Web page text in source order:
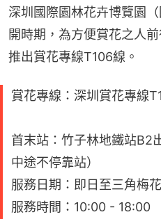
深圳國際園林花卉博覽園
開時期，為方便賞花之人
推出賞花專線T106線。
賞花專線：深圳賞花專線
首末站：竹子林地鐵站B2
中途不停靠站）
服務日期：即日至三角梅
服務時間：10:00 - 18:00